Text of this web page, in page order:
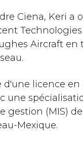
Ciena, Keri a
Aircraft en
d'une licence
une
gestion (MIS)
Mexique.